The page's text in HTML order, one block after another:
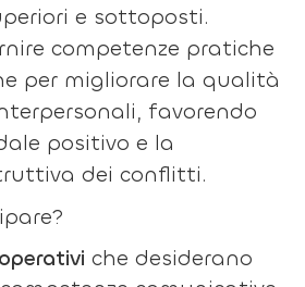
e sottoposti.
competenze pratiche
per migliorare la qualità
favorendo
positivo e la
dei conflitti.
che desiderano